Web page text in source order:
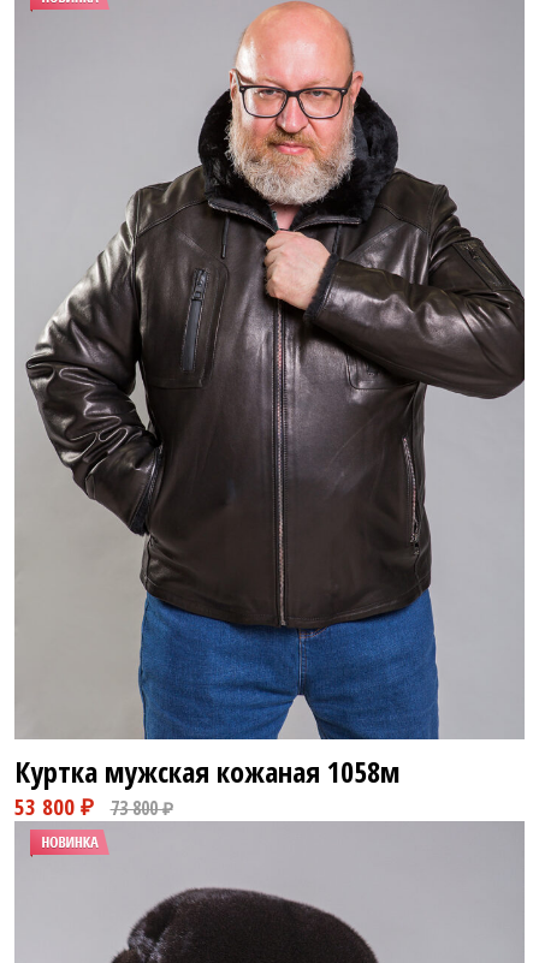
84 800 ₽
Куртка мужская кожаная 1058м